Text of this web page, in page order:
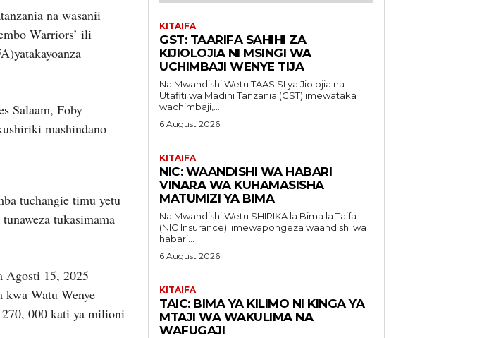
na wasanii
Warriors’ ili
Salaam, Foby
mashindano
tuchangie timu yetu
tukasimama
Agosti 15, 2025
Watu Wenye
270, 000 kati ya milioni
KITAIFA
GST: TAARIFA SAHIHI ZA
KIJIOLOJIA NI MSINGI WA
UCHIMBAJI WENYE TIJA
Na Mwandishi Wetu TAASISI ya Jiolojia na
Utafiti wa Madini Tanzania (GST) imewataka
wachimbaji,...
6 August 2026
KITAIFA
NIC: WAANDISHI WA HABARI
VINARA WA KUHAMASISHA
MATUMIZI YA BIMA
Na Mwandishi Wetu SHIRIKA la Bima la Taifa
(NIC Insurance) limewapongeza waandishi wa
habari...
6 August 2026
KITAIFA
TAIC: BIMA YA KILIMO NI KINGA YA
MTAJI WA WAKULIMA NA
WAFUGAJI